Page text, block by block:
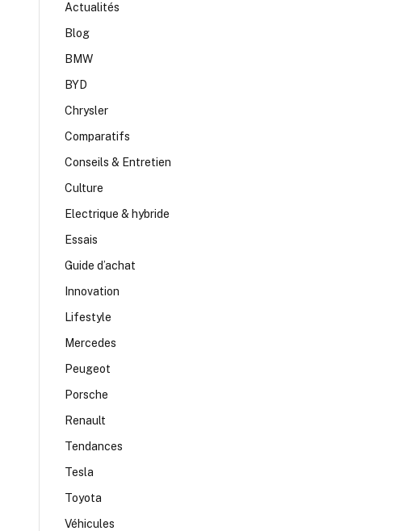
Actualités
Blog
BMW
BYD
Chrysler
Comparatifs
Conseils & Entretien
Culture
Electrique & hybride
Essais
Guide d’achat
Innovation
Lifestyle
Mercedes
Peugeot
Porsche
Renault
Tendances
Tesla
Toyota
Véhicules